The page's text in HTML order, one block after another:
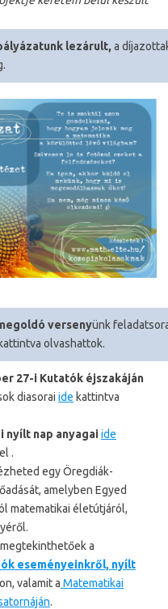
lezárult, a
versenyünk
kattintva olvashattok.
27-i Kutatók éjszakáján
diasorai ide kattintva
nyílt nap anyagaiide
.
egy Öregdiák-
amelyben Egyed
matematikai életútjáról,
a
eseményeinkről, nyílt
valamit a Matematikai
.